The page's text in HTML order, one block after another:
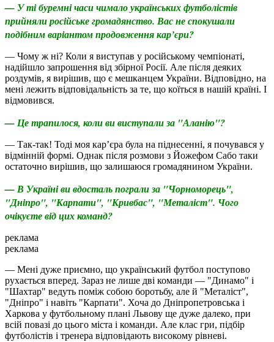
— У ті буремні часи чимало українських футболістів
прийняли російське громадянство. Вас не спокушали
подібним варіантом продовження кар’єри?
— Чому ж ні? Коли я виступав у російському чемпіонаті,
надійшло запрошення від збірної Росії. Але після деяких
роздумів, я вирішив, що є мешканцем України. Відповідно, на
мені лежить відповідальність за те, що коїться в нашій країні. І
відмовився.
— Це трапилося, коли ви виступали за "Аланію"?
— Так-так! Тоді моя кар’єра була на піднесенні, я почувався у
відмінній формі. Однак після розмови з Йожефом Сабо таки
остаточно вирішив, що залишаюся громадянином України.
— В Україні ви вдосталь пограли за "Чорноморець",
"Дніпро", "Карпати", "Кривбас", "Металіст". Чого
очікуєте від цих команд?
реклама
реклама
— Мені дуже приємно, що український футбол поступово
рухається вперед. Зараз не лише дві команди — "Динамо" і
"Шахтар" ведуть поміж собою боротьбу, але й "Металіст",
"Дніпро" і навіть "Карпати". Хоча до Дніпропетровська і
Харкова у футбольному плані Львову ще дуже далеко, при
всій повазі до цього міста і команди. Але клас гри, підбір
футболістів і тренера відповідають високому рівневі.